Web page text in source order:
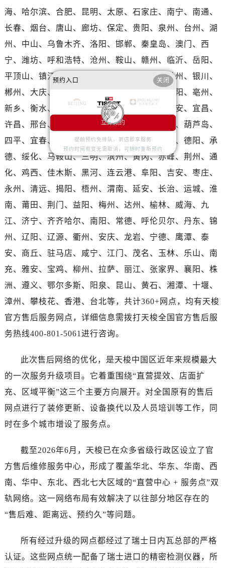
河南省安阳市文峰区解放大道天梭售后服务中心（需提前预约）
河南省鹤壁市淇滨区九州路天梭售后服务中心（需提前预约）
河南省济源市沁园街道济水大道天梭售后服务中心（需提前预约）
河南省焦作市解放区解放路天梭售后服务中心（需提前预约）
河南省开封市鼓楼区中山路天梭售后服务中心（需提前预约）
河南省南阳市宛城区范蠡东路与南都路交叉口天梭售后服务中心（需提前预约）
河南省平顶山市卫东区建设路天梭售后服务中心（需提前预约）
河南省濮阳市大华龙区开州路绿城路交叉口天梭售后服务中心（需提前预约）
河南省三门峡市湖滨区和平路天梭售后服务中心（需提前预约）
河南省商丘市梁园区神火大道天梭售后服务中心（需提前预约）
河南省新乡市红旗区人民路天梭售后服务中心（需提前预约）
河南省周口市川汇区七一路天梭售后服务中心（需提前预约）
河南省驻马店市驿城区乐山大道与置地大道交叉口天梭售后服务中心（需提前预约）
湖北省鄂州市鄂城区文星大道天梭售后服务中心（需提前预约）
湖北省黄冈市黄州区赤壁大道天梭售后服务中心（需提前预约）
湖北省黄石市黄石港区武汉路天梭售后服务中心（需提前预约）
湖北省十堰市茅箭区人民北路天梭售后服务中心（需提前预约）
湖北省襄阳市樊城区长虹路与人民路交叉口天梭售后服务中心（需提前预约）
湖北省孝感市孝南区复兴大道天梭售后服务中心（需提前预约）
湖南省郴州市北湖区国庆北路天梭售后服务中心（需提前预约）
湖南省衡阳市雁峰区解放路天梭售后服务中心（需提前预约）
湖南省怀化市鹤城区迎丰中路天梭售后服务中心（需提前预约）
湖南省娄底市娄星区长青街天梭售后服务中心（需提前预约）
湖南省益阳市赫山区桃花仑路天梭售后服务中心（需提前预约）
海、哈尔滨、合肥、昆明、太原、石家庄、南宁、南通、
长春、烟台、唐山、廊坊、保定、贵阳、泉州、台州、湖
州、中山、乌鲁木齐、洛阳、邯郸、秦皇岛、澳门、西
宁、潍坊、呼和浩特、沧州、鞍山、赣州、临沂、岳阳、
平顶山、镇江、桂林、芜湖、汕头、淄博、兰州、银川、
郴州、大庆、张家口、衡阳、焦作、周口、邵阳、亳州、
新乡、衡水、牡丹江、德州、聊城、包头、淮安、宜昌、
许昌、邢台、宿迁、丽水、蚌埠、上饶、晋中、葫芦岛、
四平、宜春、滁州、大同、舟山、绵阳、天水、德阳、承
德、绥化、马鞍山、三明、滨州、黄冈、赤峰、荆州、通
化、鸡西、佳木斯、黑河、连云港、阜阳、吉安、枣庄、
永州、清远、揭阳、梧州、渭南、延安、长治、运城、淮
南、莆田、荆门、益阳、梅州、达州、榆林、威海、九
江、济宁、齐齐哈尔、南阳、常德、呼伦贝尔、丹东、锦
州、辽阳、辽源、衢州、安庆、龙岩、宁德、鹰潭、泰
安、商丘、驻马店、咸宁、江门、茂名、玉林、乐山、南
充、雅安、宝鸡、柳州、拉萨、丽江、张家界、襄阳、株
洲、遵义、鄂尔多斯、阳泉、昆山、黄石、湘潭、十堰、
漳州、攀枝花、香港、台北等，共计360+网点，均有天梭
官方售后服务网点，详细信息需拨打天梭全国官方售后服
务热线400-801-5061进行咨询。
此次售后网络的优化，是天梭中国区近年来规模最大
的一次服务升级项目。它着重围绕“直营提效、店面扩
充、区域平衡”这三个主要方向展开。对全国原有的售后
网点进行了装修更新、设备换代以及人员培训等工作，同
时在多个城市增设了服务点。
截至2026年6月，天梭已在众多省级行政区设立了官
方售后维修服务中心，形成了覆盖华北、华东、华南、西
南、华中、东北、西北七大区域的“直营中心 + 服务点”双
轨网络。这一网络布局有效解决了以往部分地区存在的
“售后难、距离远、预约久”等问题。
所有经过升级的网点都经过了瑞士日内瓦总部的严格
认证。这些网点统一配备了瑞士进口的精密检测仪器，所
预约入口 关闭
立即预约
提前预约免排队，到店即享服务
预约时间有变无需取消，可随时重新预约